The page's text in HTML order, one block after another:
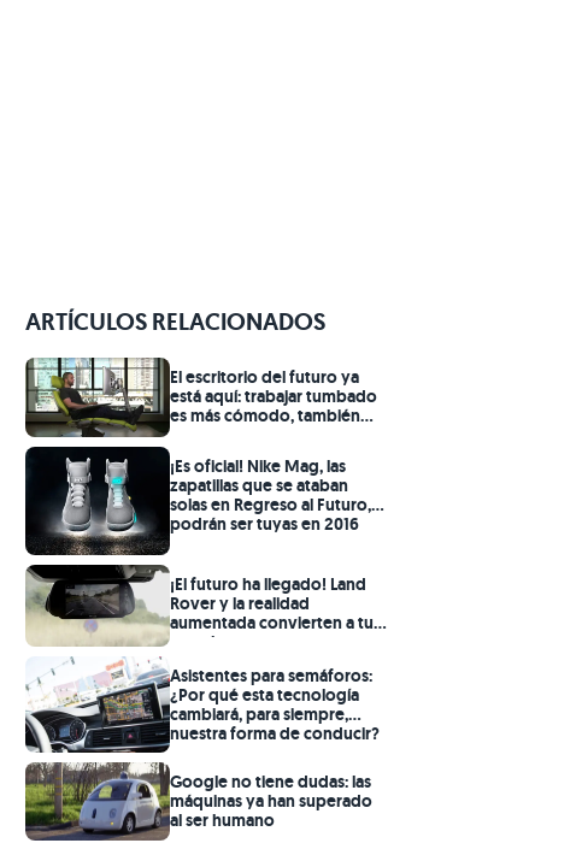
ARTÍCULOS RELACIONADOS
El escritorio del futuro ya
está aquí: trabajar tumbado
es más cómodo, también
¡Es oficial! Nike Mag, las
zapatillas que se ataban
solas en Regreso al Futuro,
podrán ser tuyas en 2016
¡El futuro ha llegado! Land
Rover y la realidad
aumentada convierten a tu
remolque en transparente
Asistentes para semáforos:
¿Por qué esta tecnología
cambiará, para siempre,
nuestra forma de conducir?
Google no tiene dudas: las
máquinas ya han superado
al ser humano